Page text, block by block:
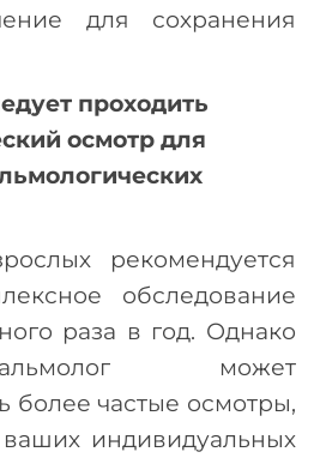
для сохранения
проходить
осмотр для
рекомендуется
обследование
раза в год. Однако
может
более частые осмотры,
индивидуальных